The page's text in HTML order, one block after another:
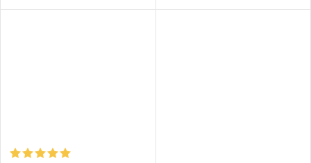
před použitím. Odměřujeme
dobu 1 týdne. Obsahuje perlit,